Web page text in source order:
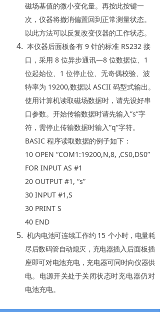
磁场基值的微小变化量。再按此按键一
次，仪器将撤消偏置回到正常测量状态。
以此方法可以反复改变仪器的工作状态。
本仪器后面板备有 9 针的标准 RS232 接
口，采用 8 位异步通讯—8 位数据位、1
位起始位、1 位停止位、无奇偶校验、波
特率为 19200,数据以 ASCII 码型式输出。
使用计算机读取磁场数据时，请先设好串
口参数。开始传输数据时请先输入”s”字
符，需停止传输数据时输入”q”字符。
BASIC 程序读取数据的例子如下：
10 OPEN “COM1:19200,N,8, ,CS0,DS0”
FOR INPUT AS #1
20 OUTPUT #1, “s”
30 INPUT #1,S
30 PRINT S
40 END
机内电池可连续工作约 15 个小时，电量耗
尽后数码管自动熄灭，充电器插入后面板插
座即可对电池充电，充电器可同时向仪器供
电。电源开关处于关闭状态时充电器仍对
电池充电。